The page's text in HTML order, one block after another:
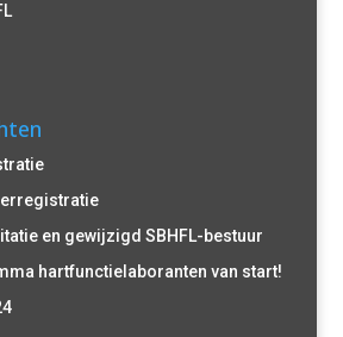
en gewijzigd SBHFL-bestuur
hartfunctielaboranten van start!